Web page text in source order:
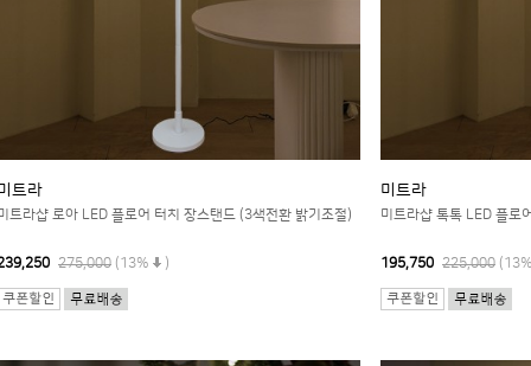
트라
트라샵 로아 LED 플로어 터치 장스탠드 (3색전환 밝기조절)
275,000 (13% )
미트라
미트라샵 톡톡 LED 플로
195,750 225,000